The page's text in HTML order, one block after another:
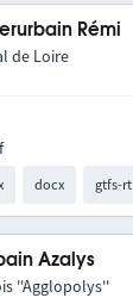
Rémi
de Loire
docx gtfs-rt
Azalys
''Agglopolys''